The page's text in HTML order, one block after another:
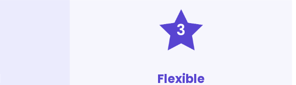
3
Flexible